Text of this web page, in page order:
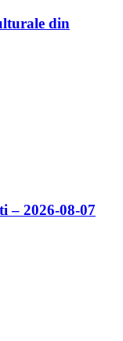
din
– 2026-08-07